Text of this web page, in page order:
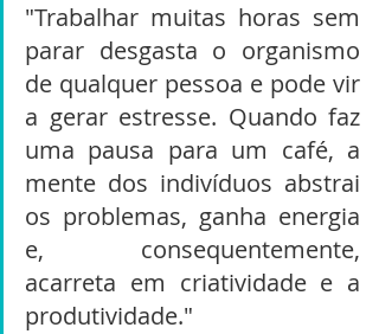
"Trabalhar muitas horas sem
parar desgasta o organismo
de qualquer pessoa e pode vir
a gerar estresse. Quando faz
uma pausa para um café, a
mente dos indivíduos abstrai
os problemas, ganha energia
e, consequentemente,
acarreta em criatividade e a
produtividade."